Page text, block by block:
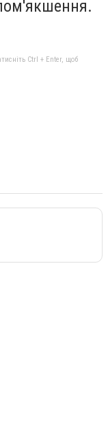
Ctrl + Enter, щоб